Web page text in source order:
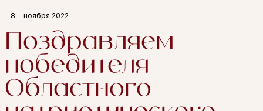
8 ноября 2022
Поздравляем
победителя
Областного